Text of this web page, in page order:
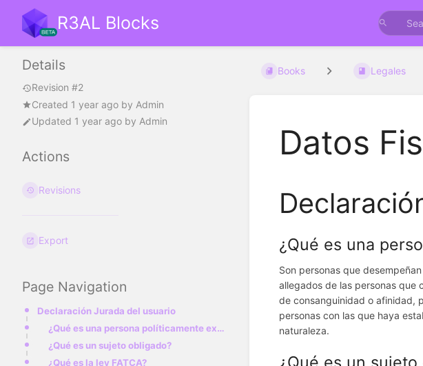
R3AL Blocks
Details
Revision #2
Created 1 year ago by Admin
Updated 1 year ago by Admin
Actions
Revisions
Export
Page Navigation
Declaración Jurada del usuario
¿Qué es una persona políticamente expuesta?
¿Qué es un sujeto obligado?
¿Qué es la ley FATCA?
Books Legales
Datos
¿Qué es una
Son personas que
allegados de las personas que
de consanguinidad o afinidad,
personas con las que haya
naturaleza.